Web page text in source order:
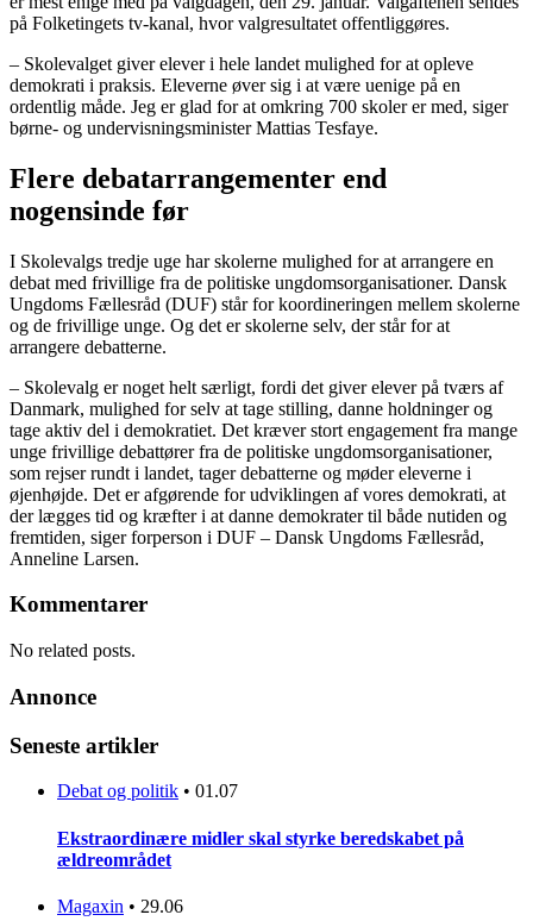
på Folketingets tv-kanal, hvor valgresultatet offentliggøres.
– Skolevalget giver elever i hele landet mulighed for at opleve
demokrati i praksis. Eleverne øver sig i at være uenige på en
ordentlig måde. Jeg er glad for at omkring 700 skoler er med, siger
børne- og undervisningsminister Mattias Tesfaye.
Flere debatarrangementer end
nogensinde før
I Skolevalgs tredje uge har skolerne mulighed for at arrangere en
debat med frivillige fra de politiske ungdomsorganisationer. Dansk
Ungdoms Fællesråd (DUF) står for koordineringen mellem skolerne
og de frivillige unge. Og det er skolerne selv, der står for at
arrangere debatterne.
– Skolevalg er noget helt særligt, fordi det giver elever på tværs af
Danmark, mulighed for selv at tage stilling, danne holdninger og
tage aktiv del i demokratiet. Det kræver stort engagement fra mange
unge frivillige debattører fra de politiske ungdomsorganisationer,
som rejser rundt i landet, tager debatterne og møder eleverne i
øjenhøjde. Det er afgørende for udviklingen af vores demokrati, at
der lægges tid og kræfter i at danne demokrater til både nutiden og
fremtiden, siger forperson i DUF – Dansk Ungdoms Fællesråd,
Anneline Larsen.
Kommentarer
No related posts.
Annonce
Seneste artikler
Debat og politik • 01.07
Ekstraordinære midler skal styrke beredskabet på
ældreområdet
Magaxin • 29.06